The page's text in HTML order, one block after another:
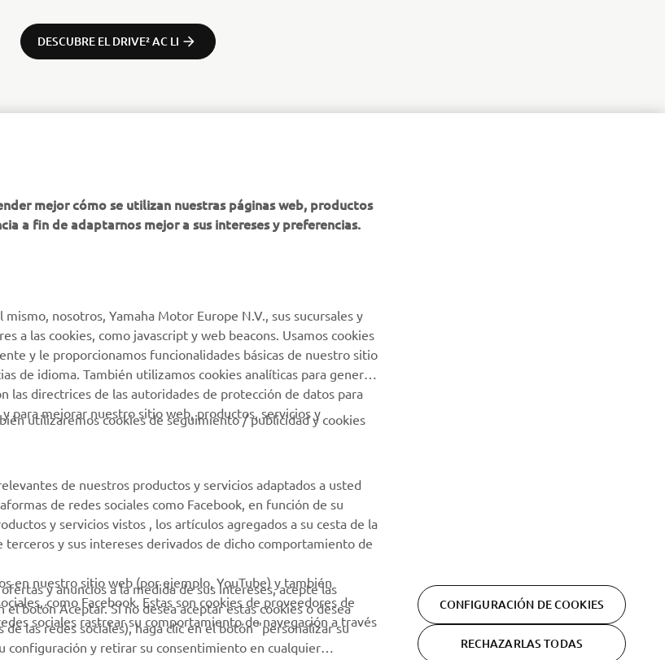
DESCUBRE EL DRIVE² AC LI
Global
Atención al Cliente
Localizador de
Concesionarios
Gestión de Baterías
Sé el primero en enterarte de las últimas ofertas, eventos
Lea nuestra Política de Privacidad para saber cómo procesamos
sus datos personales:
mejor cómo se utilizan nuestras páginas web, productos
a fin de adaptarnos mejor a sus intereses y preferencias.
nosotros, Yamaha Motor Europe N.V., sus sucursales y
a las cookies, como javascript y web beacons. Usamos cookies
y le proporcionamos funcionalidades básicas de nuestro sitio
de idioma. También utilizamos cookies analíticas para generar
las directrices de las autoridades de protección de datos para
para mejorar nuestro sitio web, productos, servicios y
utilizaremos cookies de seguimiento / publicidad y cookies
de nuestros productos y servicios adaptados a usted
de redes sociales como Facebook, en función de su
y servicios vistos , los artículos agregados a su cesta de la
y sus intereses derivados de dicho comportamiento de
en nuestro sitio web (por ejemplo, YouTube) y también
como Facebook. Estas son cookies de proveedores de
sociales rastrear su comportamiento de navegación a través
y anuncios a la medida de sus intereses, acepte las
botón Aceptar. Si no desea aceptar estas cookies o desea
las redes sociales), haga clic en el botón "personalizar su
configuración y retirar su consentimiento en cualquier
CONFIGURACIÓN DE COOKIES
RECHAZARLAS TODAS